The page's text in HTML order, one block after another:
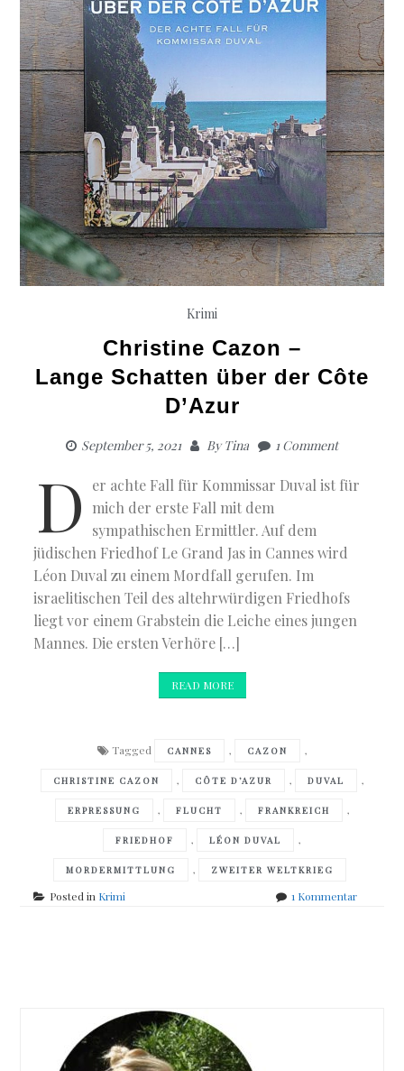
Krimi
Christine Cazon –
Lange Schatten über der Côte
D’Azur
September 5, 2021 ByTina 1 Comment
D
er achte Fall für Kommissar Duval ist für
mich der erste Fall mit dem
sympathischen Ermittler. Auf dem
jüdischen Friedhof Le Grand Jas in Cannes wird
Léon Duval zu einem Mordfall gerufen. Im
israelitischen Teil des altehrwürdigen Friedhofs
liegt vor einem Grabstein die Leiche eines jungen
Mannes. Die ersten Verhöre […]
READ MORE
Tagged CANNES , CAZON ,
CHRISTINE CAZON , CÔTE D’AZUR , DUVAL ,
ERPRESSUNG , FLUCHT , FRANKREICH ,
FRIEDHOF , LÉON DUVAL ,
MORDERMITTLUNG , ZWEITER WELTKRIEG
Posted in Krimi 1 Kommentarzu
navigation